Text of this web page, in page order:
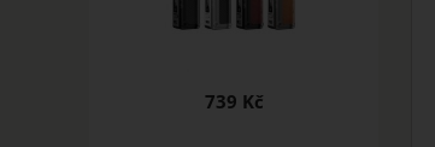
739 Kč